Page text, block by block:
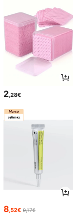
2 ,28€
8,52€ 9,17€